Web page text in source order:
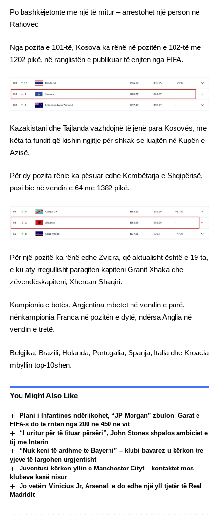
Po bashkëjetonte me një të mitur – arrestohet një person në
Rahovec
Nga pozita e 101-të, Kosova ka rënë në pozitën e 102-të me
1202 pikë, në ranglistën e publikuar të enjten nga FIFA.
Kazakistani dhe Tajlanda vazhdojnë të jenë para Kosovës, me
këta ta fundit që kishin ngjitje për shkak se luajtën në Kupën e
Azisë.
Për dy pozita rënie ka pësuar edhe Kombëtarja e Shqipërisë,
pasi bie në vendin e 64 me 1382 pikë.
Për një pozitë ka rënë edhe Zvicra, që aktualisht është e 19-ta,
e ku aty rregullisht paraqiten kapiteni Granit Xhaka dhe
zëvendëskapiteni, Xherdan Shaqiri.
Kampionia e botës, Argjentina mbetet në vendin e parë,
nënkampionia Franca në pozitën e dytë, ndërsa Anglia në
vendin e tretë.
Belgjika, Brazili, Holanda, Portugalia, Spanja, Italia dhe Kroacia
mbyllin top-10shen.
You Might Also Like
Plani i Infantinos ndërlikohet, “JP Morgan” zbulon: Garat e
FIFA-s do të rriten nga 200 në 450 në vit
“I uritur për të fituar përsëri”, John Stones shpalos ambiciet e
tij me Interin
“Nuk keni të ardhme te Bayerni” – klubi bavarez u kërkon tre
yjeve të largohen urgjentisht
Juventusi kërkon yllin e Manchester Cityt – kontaktet mes
klubeve kanë nisur
Jo vetëm Vinicius Jr, Arsenali e do edhe një yll tjetër të Real
Madridit